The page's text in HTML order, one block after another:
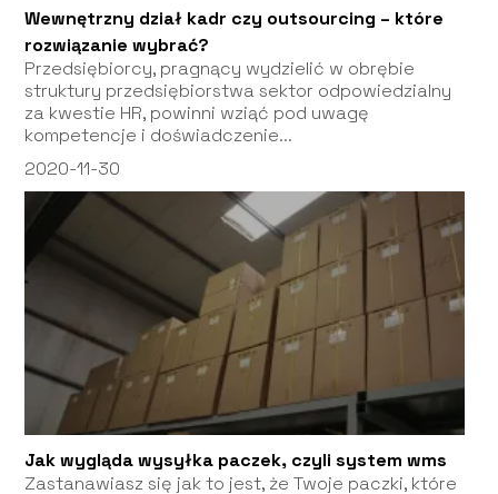
Wewnętrzny dział kadr czy outsourcing – które
rozwiązanie wybrać?
Przedsiębiorcy, pragnący wydzielić w obrębie
struktury przedsiębiorstwa sektor odpowiedzialny
za kwestie HR, powinni wziąć pod uwagę
kompetencje i doświadczenie...
2020-11-30
Jak wygląda wysyłka paczek, czyli system wms
Zastanawiasz się jak to jest, że Twoje paczki, które